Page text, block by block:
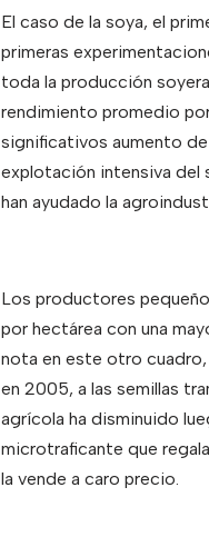
El caso de la soya, el
primeras
toda la producción
rendimiento promedio
significativos aumento de
explotación intensiva del
han ayudado la
Los productores
por hectárea con una
nota en este otro
en 2005, a las semillas
agrícola ha disminuido
microtraficante que
la vende a caro precio.